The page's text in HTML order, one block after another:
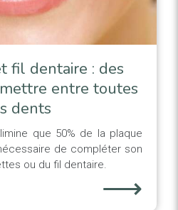
fil dentaire : des
entre toutes
dents
que 50% de la plaque
de compléter son
ou du fil dentaire.
⟶